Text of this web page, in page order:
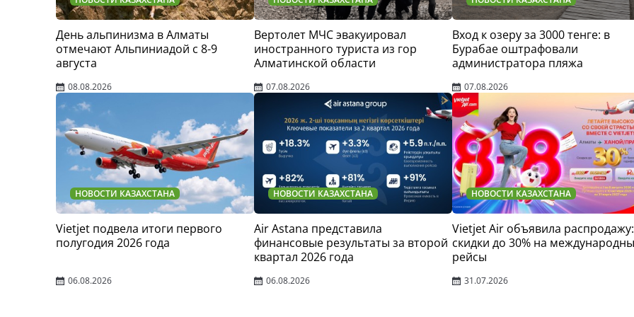
День альпинизма в Алматы
отмечают Альпиниадой с 8-9
августа
08.08.2026
Вертолет МЧС эвакуировал
иностранного туриста из гор
Алматинской области
07.08.2026
Вход к озеру за 3000 тенге: в
Бурабае оштрафовали
администратора пляжа
07.08.2026
НОВОСТИ КАЗАХСТАНА
Vietjet подвела итоги первого
полугодия 2026 года
06.08.2026
НОВОСТИ КАЗАХСТАНА
Air Astana представила
финансовые результаты за второй
квартал 2026 года
06.08.2026
НОВОСТИ КАЗАХСТАНА
Vietjet Air объявила распродажу:
скидки до 30% на
рейсы
31.07.2026